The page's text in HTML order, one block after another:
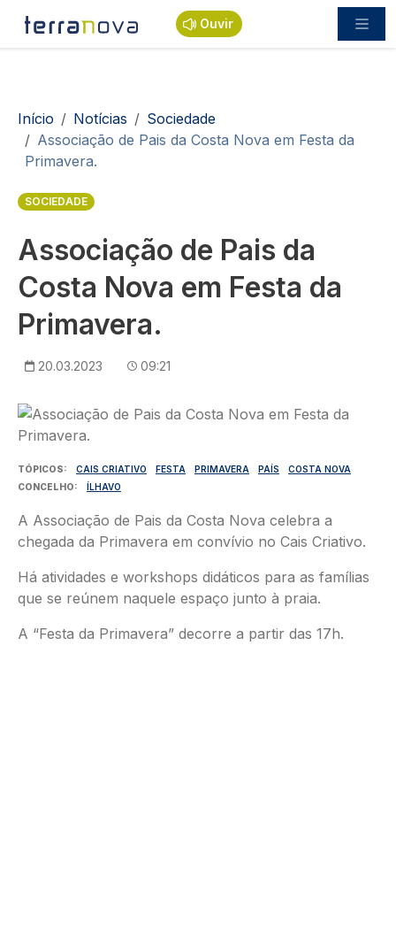
Passar para o conteúdo principal
Ouvir
Navegação estrutural
Início Notícias
Sociedade
Associação de Pais da Costa Nova em Festa da
Primavera.
SOCIEDADE
Associação de Pais da
Costa Nova em Festa da
Primavera.
20.03.2023 09:21
Imagem
TÓPICOS CAIS CRIATIVO FESTA PRIMAVERA PAÍS
COSTA NOVA
CONCELHO
ÍLHAVO
A Associação de Pais da Costa Nova celebra a
chegada da Primavera em convívio no Cais Criativo.
Há atividades e workshops didáticos para as famílias
que se reúnem naquele espaço junto à praia.
A “Festa da Primavera” decorre a partir das 17h.